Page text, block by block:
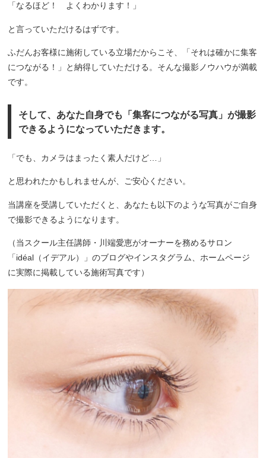
「なるほど！ よくわかります！」
と言っていただけるはずです。
ふだんお客様に施術している立場だからこそ、「それは確かに集客
につながる！」と納得していただける。そんな撮影ノウハウが満載
です。
そして、あなた自身でも「集客につながる写真」が撮影
できるようになっていただきます。
「でも、カメラはまったく素人だけど…」
と思われたかもしれませんが、ご安心ください。
当講座を受講していただくと、あなたも以下のような写真がご自身
で撮影できるようになります。
（当スクール主任講師・川端愛恵がオーナーを務めるサロン
「idéal（イデアル）」のブログやインスタグラム、ホームページ
に実際に掲載している施術写真です）